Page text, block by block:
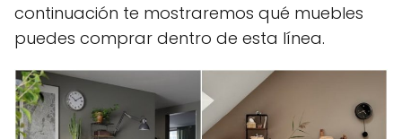
continuación te mostraremos qué muebles
puedes comprar dentro de esta línea.